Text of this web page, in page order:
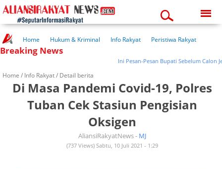
10:08:44 pm
Home Hukum & Kriminal Info Rakyat
Peristiwa Rakyat
Kuliner Rakyat
Wisata Rakyat
Breaking News
Ini Pesan-Pesan Bupati Sebelum Calon
Home / Info Rakyat/ Detail berita
Di Masa Pandemi Covid-19, Polres
Tuban Cek Stasiun Pengisian
Oksigen
AliansiRakyatNews - MJ
(737 Views) Sabtu, 10 Juli 2021 - 1:29